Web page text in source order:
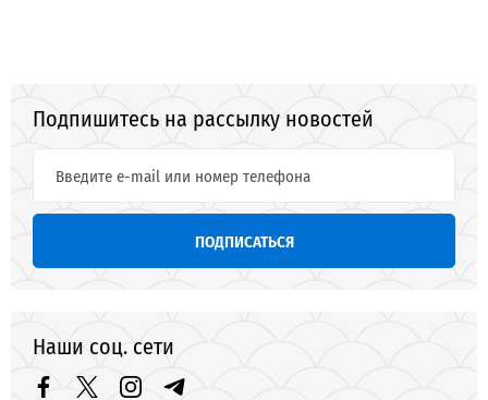
Подпишитесь на рассылку новостей
ПОДПИСАТЬСЯ
Наши соц. сети